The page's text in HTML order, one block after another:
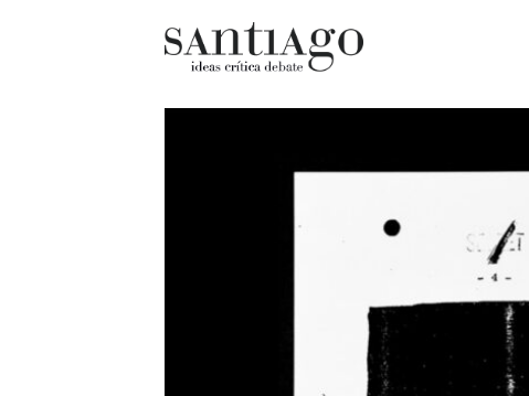
chilena
Documentos
Fragmentos
Gran
Historia